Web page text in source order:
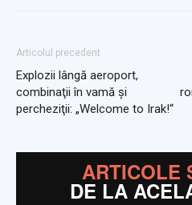
Articolul precedent
Explozii lângă aeroport,
combinaţii în vamă şi
percheziţii: „Welcome to Irak!“
ARTICOLE
DE LA